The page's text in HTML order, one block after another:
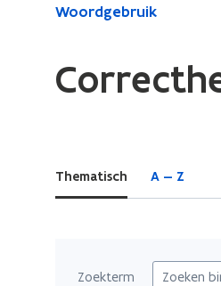
Gedaan
Correctheid
Woordgebruik
Thematisch A — Z
Zoekterm